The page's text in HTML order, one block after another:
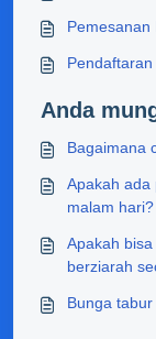
Pemesanan
Anda
Bagaimana
Apakah ada
malam hari?
Apakah
berziarah
Bunga